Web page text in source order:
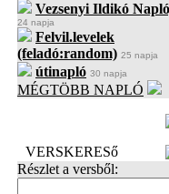
Vezsenyi Ildikó
24 napja
Felvil.levelek
(feladó:random) 25 napja
útinapló 30 napja
MÉGTÖBB NAPLÓ
VERSKERESő
Részlet a versből: